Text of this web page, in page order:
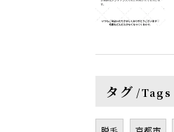
タグ Tags